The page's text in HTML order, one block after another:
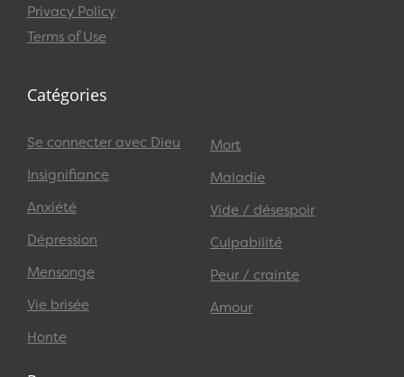
Privacy Policy
Terms of Use
Catégories
Se connecter avec Dieu
Insignifiance
Anxiété
Dépression
Mensonge
Vie brisée
Honte
Mort
Maladie
Vide / désespoir
Culpabilité
Peur / crainte
Amour